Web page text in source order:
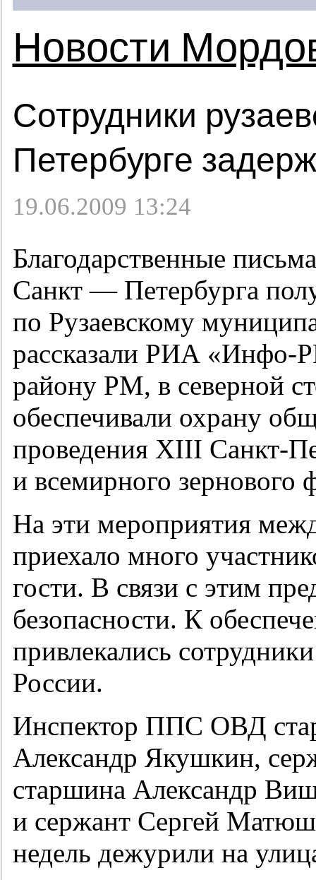
Новости
Сотрудники
Петербурге
19.06.2009 13:24
Благодарственные
Санкт — Петербурга
по Рузаевскому
рассказали РИА «Инфо-
району РМ, в северной
обеспечивали охрану
проведения XIII Санкт-
и всемирного зернового
На эти мероприятия
приехало много
гости. В связи с этим
безопасности. К
привлекались
России.
Инспектор ППС ОВД
Александр Якушкин,
старшина Александр
и сержант Сергей
недель дежурили на